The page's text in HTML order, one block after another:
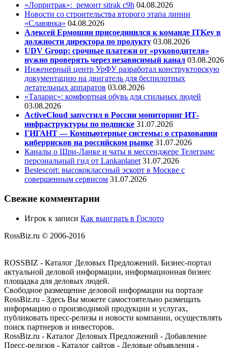
«Лорритрак»: ремонт sitrak c9h 04.08.2026
Новости со строительства второго этапа линии
«Славянка» 04.08.2026
Алексей Ермошин присоединился к команде ITKey в
должности директора по продукту 03.08.2026
UDV Group: срочные платежи от «руководителя»
нужно проверять через независимый канал 03.08.2026
Инженерный центр УрФУ разработал конструкторскую
документацию на двигатель для беспилотных
летательных аппаратов 03.08.2026
«Таларис»: комфортная обувь для стильных людей
03.08.2026
ActiveCloud запустил в России мониторинг ИТ-
инфраструктуры по подписке 31.07.2026
ГИГАНТ — Компьютерные системы: о страховании
киберрисков на российском рынке 31.07.2026
Каналы о Шри-Ланке и чаты в мессенджере Телеграм:
персональный гид от Lankaplanet 31.07.2026
Bestescort: высококлассный эскорт в Москве с
совершенным сервисом 31.07.2026
Свежие комментарии
Игрок к записи Как выиграть в Гослото
RossBiz.ru © 2006-2016
ROSSBIZ - Каталог Деловых Предложений. Бизнес-портал
актуальной деловой информации, информационная бизнес
площадка для деловых людей.
Свободное размещение деловой информации на портале
RossBiz.ru - Здесь Вы можете самостоятельно размещать
информацию о производимой продукции и услугах,
публиковать пресс-релизы и новости компании, осуществлять
поиск партнеров и инвесторов.
RossBiz.ru - Каталог Деловых Предложений - Добавление
Пресс-релизов - Каталог сайтов - Деловые объявления -